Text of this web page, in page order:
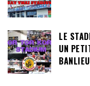
LE
UN